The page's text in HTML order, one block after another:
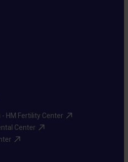
HM Fertility Center​
Center​